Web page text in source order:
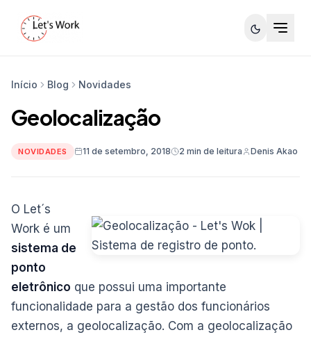
Início Blog Novidades
Geolocalização
NOVIDADES 11 de setembro, 2018 2 min de leitura Denis Akao
O Let´s
Work é um
sistema de
ponto
eletrônico que possui uma importante
funcionalidade para a gestão dos funcionários
externos, a geolocalização. Com a geolocalização